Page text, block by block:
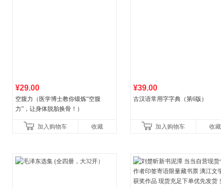
¥29.00
空腹力（医学博士教你锻炼“空腹
力”，让身体脱胎换骨！）
加入购物车 收藏
¥39.00
古汉语常用字字典（第6版）
加入购物车 收藏